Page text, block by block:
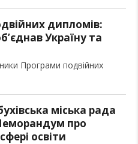
дипломів:
Україну та
Програми подвійних
міська рада
про
освіти